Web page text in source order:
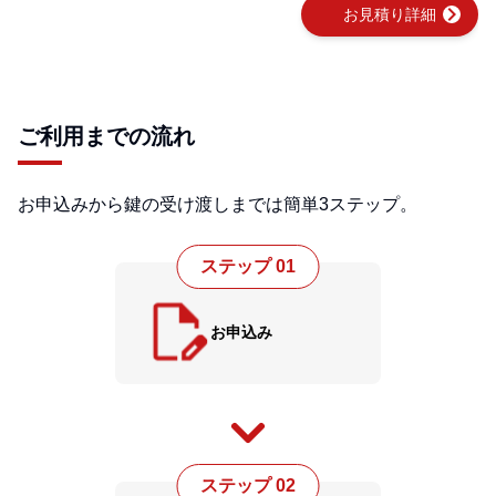
お見積り詳細 chevron_right
ご利用までの流れ
お申込みから鍵の受け渡しまでは簡単3ステップ。
ステップ 01
お申込み
ステップ 02